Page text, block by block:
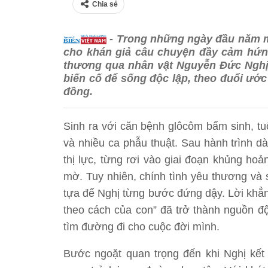
Chia sẻ
- Trong những ngày đầu năm
cho khán giả câu chuyện đầy cảm
thương qua nhân vật Nguyễn Đức
biến cố để sống độc lập, theo đuổi
đồng.
Sinh ra với căn bệnh glôcôm bẩm sinh,
và nhiều ca phẫu thuật. Sau hành trình
thị lực, từng rơi vào giai đoạn khủng
mờ. Tuy nhiên, chính tình yêu thương
tựa để Nghị từng bước đứng dậy. Lời
theo cách của con” đã trở thành nguồn
tìm đường đi cho cuộc đời mình.
Bước ngoặt quan trọng đến khi Nghị